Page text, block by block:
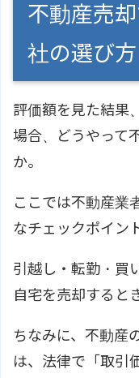
不動産売
社の選び方
評価額を見た結果
場合、どうやって
か。
ここでは不動産業
なチェックポイン
引越し・転勤・買
自宅を売却すると
ちなみに、不動産
は、法律で「取引